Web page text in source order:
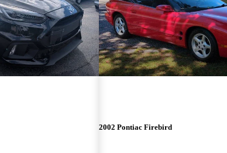
2002 Pontiac Firebird